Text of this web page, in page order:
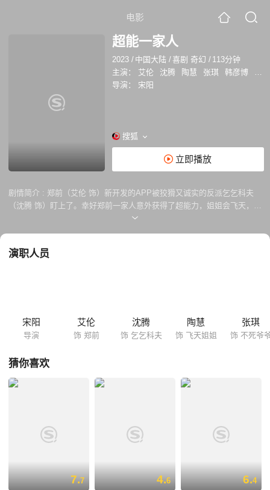
电影
超能一家人
2023 / 中国大陆 /喜剧 奇幻 / 113分钟
主演：
艾伦 沈腾 陶慧 张琪 韩彦博
白
导演：
宋阳
搜狐
立即播放
剧情简介 : 郑前（艾伦 饰）新开发的APP被狡猾又诚实的反派乞乞科夫
（沈腾 饰）盯上了。幸好郑前一家人意外获得了超能力，姐姐会飞天，爸
爸能隐身，爷爷不死术，妹妹力大无穷。郑前本指望家人们出手帮忙，一
家庭 Супербобровы》。
演职人员
宋阳
导演
艾伦
饰 郑前
沈腾
饰 乞乞科夫
陶慧
饰 飞天姐姐
张琪
饰 不死爷
猜你喜欢
7.7 4.6 6.4